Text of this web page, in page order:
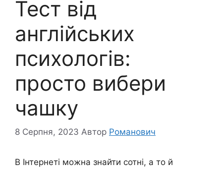
Тест від
англійських
психологів:
просто вибери
чашку
8 Серпня, 2023 Автор Романович
В Інтернеті можна знайти сотні, а то й